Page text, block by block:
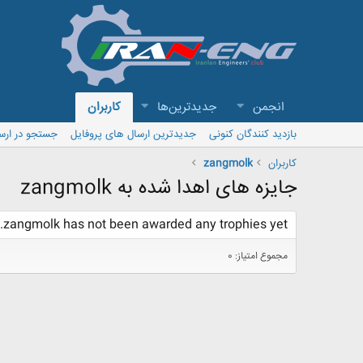
انجمن جدیدترین‌ها کاربران
بازدید کنندگان کنونی جدیدترین ارسال های پروفایل
جستجو در
کاربران
zangmolk
جایزه های اهدا شده به zangmolk
zangmolk has not been awarded any trophies yet.
مجموع امتیاز: 0